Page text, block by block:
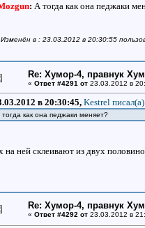
: А тогда как она педжаки
Изменён в : 23.03.2012 в 20:30:55
Re: Хумор-4, правнук
« Ответ #4291 от23.03.2012 в
в 20:30:45,Kestrel писал(a)
тогда как она педжаки меняет?
на ней склеивают из двух
Re: Хумор-4, правнук
« Ответ #4292 от23.03.2012 в